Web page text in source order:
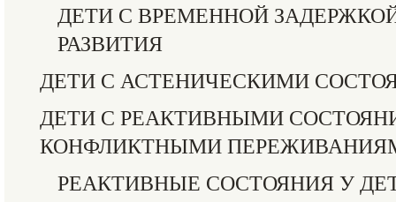
ДЕТИ С ВРЕМЕННОЙ
РАЗВИТИЯ
ДЕТИ С АСТЕНИЧЕСКИМИ
ДЕТИ С РЕАКТИВНЫМИ
КОНФЛИКТНЫМИ
РЕАКТИВНЫЕ СОСТОЯНИЯ У